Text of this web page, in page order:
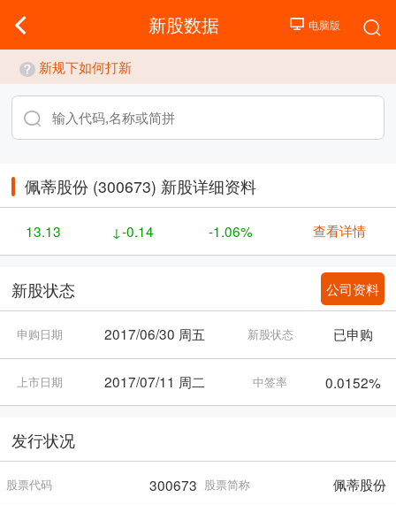
新股数据
新规下如何打新
佩蒂股份 (300673) 新股详细资料
13.13 ↓-0.14 -1.06% 查看详情
新股状态 公司资料
申购日期 2017/06/30 周五 新股状态 已申购
上市日期 2017/07/11 周二 中签率 0.0152%
发行状况
股票代码 300673 股票简称 佩蒂股份